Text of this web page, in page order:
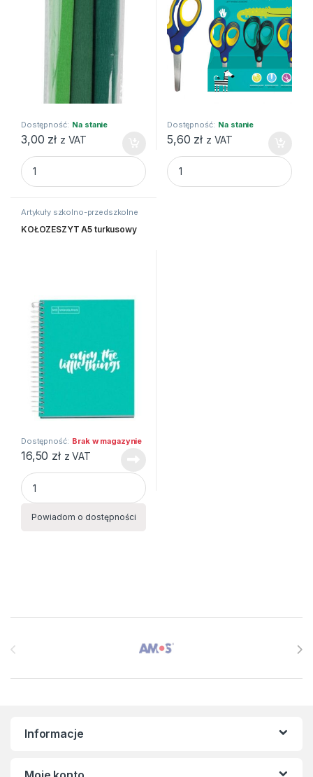
Dostępność: Na stanie
3,00 zł z VAT
BIBUŁA MARSZCZONA 25X200 MIX C.ZIELO 3szt HAPPY
Dostępność: Na stanie
5,60 zł z VAT
BBI Nożyczki szkol.dla
Artykuły szkolno-przedszkolne
KOŁOZESZYT A5 turkusowy
Dostępność: Brak w magazynie
16,50 zł z VAT
KOŁOZESZYT A5 turkusowy quantity
Powiadom o dostępności
Informacje